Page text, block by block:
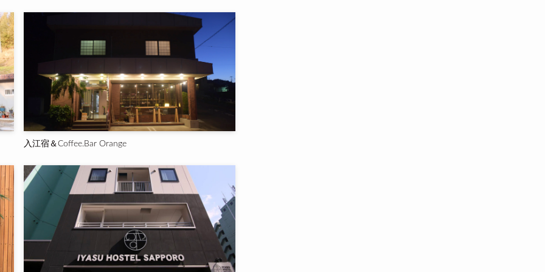
入江宿＆Coffee.Bar Orange